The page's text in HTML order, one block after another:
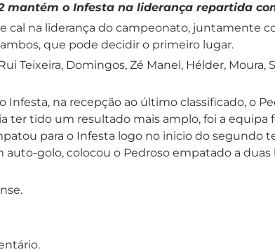
mantém o Infesta na liderança repartida
cal na liderança do campeonato, juntamente
que pode decidir o primeiro lugar.
Teixeira, Domingos, Zé Manel, Hélder, Moura,
Infesta, na recepção ao último classificado, o
ter tido um resultado mais amplo, foi a equipa
para o Infesta logo no inicio do segundo
golo, colocou o Pedroso empatado a